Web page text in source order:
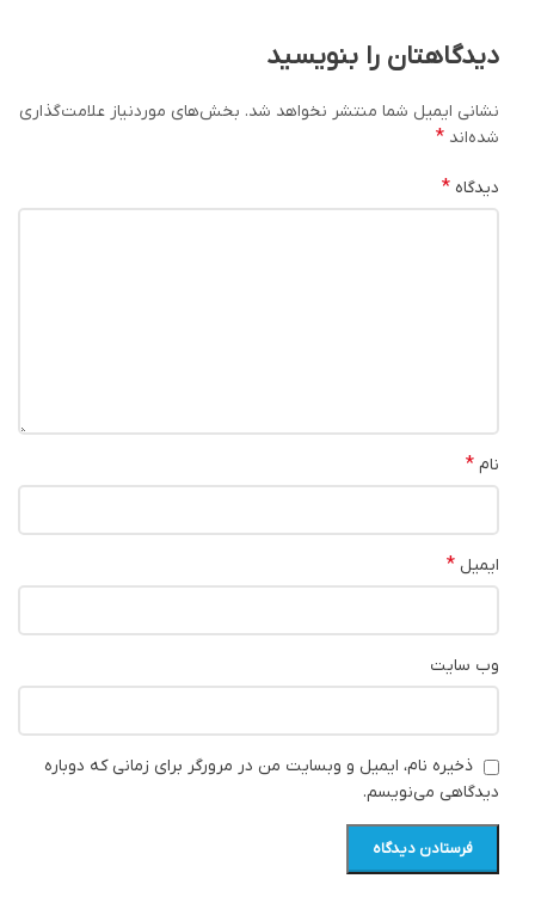
دیدگاهتان را بنویسید
نشانی ایمیل شما منتشر نخواهد شد. بخش‌های موردنیاز علامت‌گذاری
شده‌اند *
دیدگاه *
نام *
ایمیل *
وب‌ سایت
ذخیره نام، ایمیل و وبسایت من در مرورگر برای زمانی که دوباره
دیدگاهی می‌نویسم.